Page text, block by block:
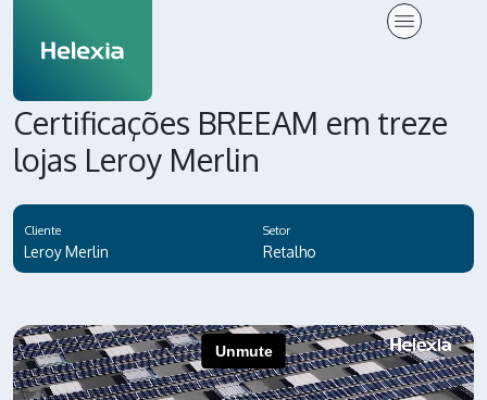
Certificações BREEAM em treze
lojas Leroy Merlin
Cliente
Leroy Merlin
Setor
Retalho